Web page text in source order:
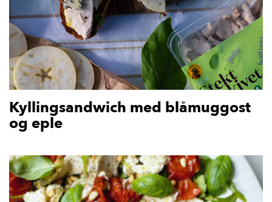
Kyllingsandwich med blåmuggost
og eple